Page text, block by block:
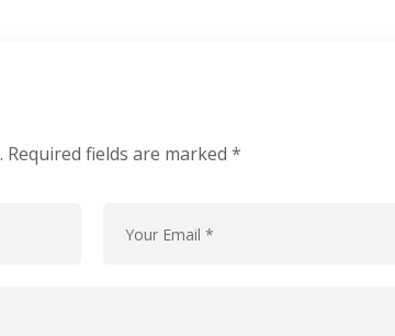
Required fields are marked *